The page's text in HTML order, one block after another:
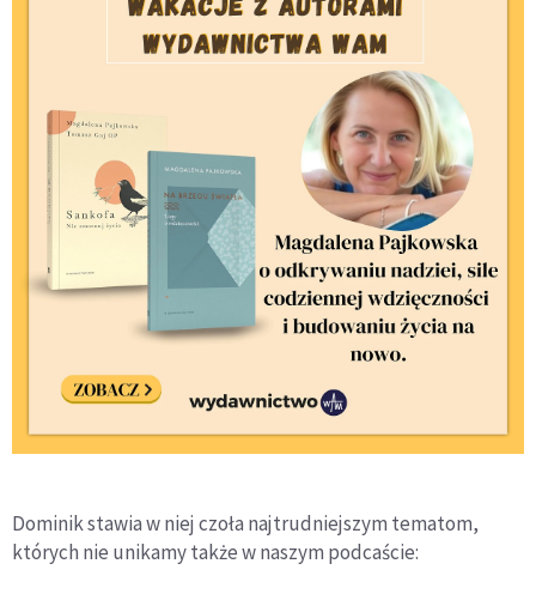
Dominik stawia w niej czoła najtrudniejszym tematom,
których nie unikamy także w naszym podcaście: